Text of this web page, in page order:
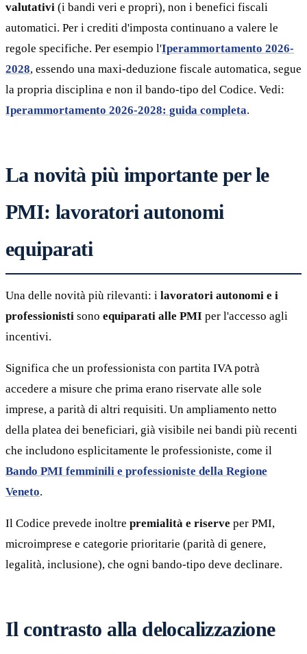
valutativi (i bandi veri e propri), non i benefici fiscali
automatici. Per i crediti d'imposta continuano a valere le
regole specifiche. Per esempio l'Iperammortamento 2026-
2028, essendo una maxi-deduzione fiscale automatica, segue
la propria disciplina e non il bando-tipo del Codice. Vedi:
Iperammortamento 2026-2028: guida completa.
La novità più importante per le
PMI: lavoratori autonomi
equiparati
Una delle novità più rilevanti: i lavoratori autonomi e i
professionisti sono equiparati alle PMI per l'accesso agli
incentivi.
Significa che un professionista con partita IVA potrà
accedere a misure che prima erano riservate alle sole
imprese, a parità di altri requisiti. Un ampliamento netto
della platea dei beneficiari, già visibile nei bandi più recenti
che includono esplicitamente le professioniste, come il
Bando PMI femminili e professioniste della Regione
Veneto.
Il Codice prevede inoltre premialità e riserve per PMI,
microimprese e categorie prioritarie (parità di genere,
legalità, inclusione), che ogni bando-tipo deve declinare.
Il contrasto alla delocalizzazione